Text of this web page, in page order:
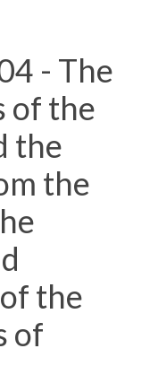
- The
of the
the
the
the
of